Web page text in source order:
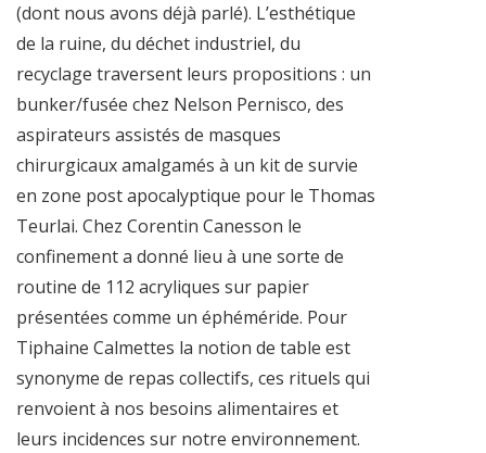
(dont nous avons déjà parlé). L’esthétique
de la ruine, du déchet industriel, du
recyclage traversent leurs propositions : un
bunker/fusée chez Nelson Pernisco, des
aspirateurs assistés de masques
chirurgicaux amalgamés à un kit de survie
en zone post apocalyptique pour le Thomas
Teurlai. Chez Corentin Canesson le
confinement a donné lieu à une sorte de
routine de 112 acryliques sur papier
présentées comme un éphéméride. Pour
Tiphaine Calmettes la notion de table est
synonyme de repas collectifs, ces rituels qui
renvoient à nos besoins alimentaires et
leurs incidences sur notre environnement.